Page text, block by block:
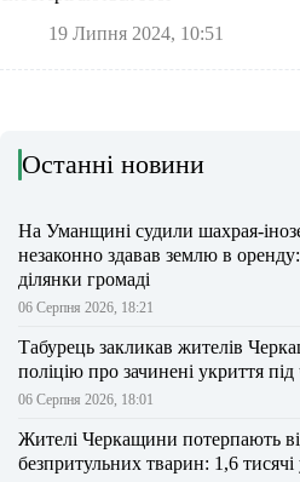
19 Липня 2024, 10:51
Останні новини
На Уманщині судили шахрая-
незаконно здавав землю в
ділянки громаді
06 Серпня 2026, 18:21
Табурець закликав жителів
поліцію про зачинені укриття
06 Серпня 2026, 18:01
Жителі Черкащини потерпають
безпритульних тварин: 1,6 тисячі